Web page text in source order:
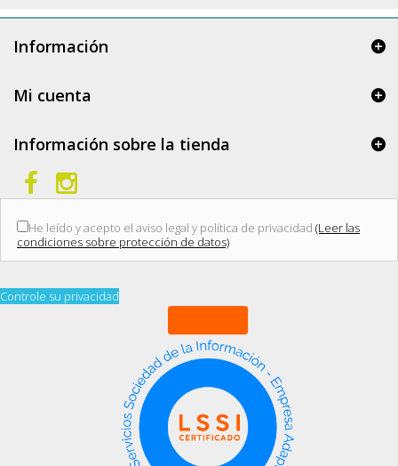
Información
Mi cuenta
Información sobre la tienda
He leído y acepto el aviso legal y política de privacidad (Leer las
condiciones sobre protección de datos)
Controle su privacidad